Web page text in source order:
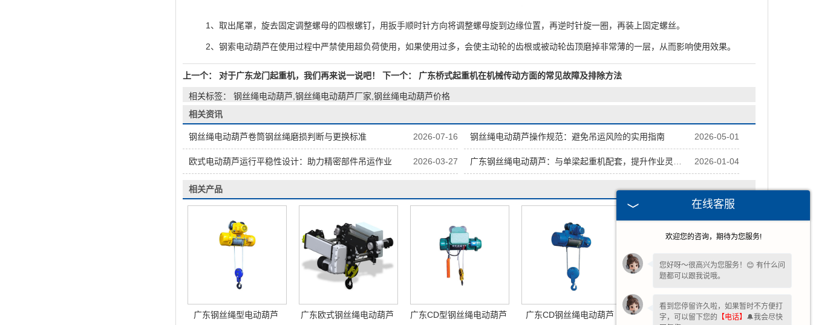
1、取出尾罩，旋去固定调整螺母的四根螺钉，用扳手顺时针方向将调整螺母旋到边缘位置，再逆时针旋一圈，再装上固定螺丝。
2、钢索电动葫芦在使用过程中严禁使用超负荷使用，如果使用过多，会使主动轮的齿根或被动轮齿顶磨掉非常薄的一层，从而影响使用效果。
上一个： 对于广东龙门起重机，我们再来说一说吧！ 下一个： 广东桥式起重机在机械传动方面的常见故障及排除方法
相关标签： 钢丝绳电动葫芦,钢丝绳电动葫芦厂家,钢丝绳电动葫芦价格
相关资讯
2026-07-16
钢丝绳电动葫芦卷筒钢丝绳磨损判断与更换标准 2026-05-01
钢丝绳电动葫芦操作规范：避免吊运风险的实用指南
2026-03-27
欧式电动葫芦运行平稳性设计：助力精密部件吊运作业 2026-01-04
广东钢丝绳电动葫芦：与单梁起重机配套，提升作业灵活性
相关产品
广东钢丝绳型电动葫芦 广东欧式钢丝绳电动葫芦 广东CD型钢丝绳电动葫芦 广东CD钢丝绳电动葫芦 广东CDMD电动葫芦
在线客服
欢迎您的咨询，期待为您服务!
您好呀～很高兴为您服务！😊 有什么问
题都可以跟我说哦。
看到您停留许久啦，如果暂时不方便打
字，可以留下您的 【电话】 🔔我会尽快